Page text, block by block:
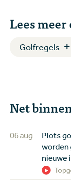
Lees
Golfregels
Net
06 aug
Plots
worden
nieuwe